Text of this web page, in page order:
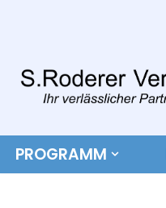
Inhalt
springen
PROGRAMM